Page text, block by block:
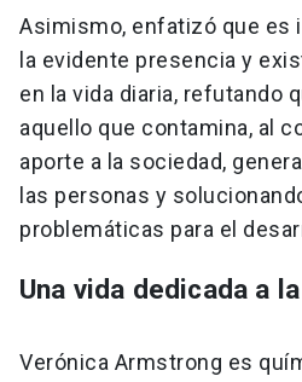
Asimismo, enfatizó que es
la evidente presencia y
en la vida diaria, refutando
aquello que contamina, al
aporte a la sociedad,
las personas y
problemáticas para el
Una vida dedicada a
Verónica Armstrong es